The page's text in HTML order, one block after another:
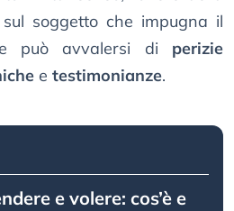
soggetto che impugna il
può avvalersi di perizie
e testimonianze.
e volere: cos’è e